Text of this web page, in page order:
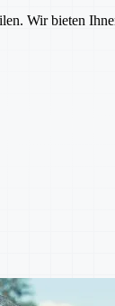
Wir bieten